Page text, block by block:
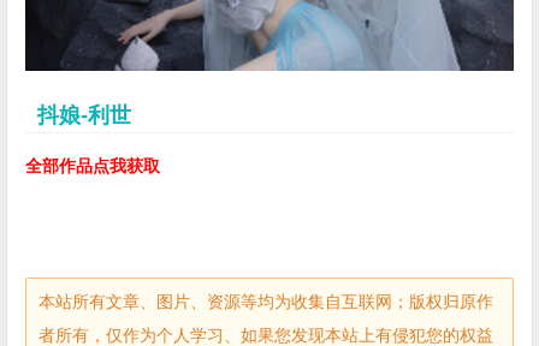
抖娘-利世
全部作品点我获取
本站所有文章、图片、资源等均为收集自互联网；版权归原作
者所有，仅作为个人学习、如果您发现本站上有侵犯您的权益